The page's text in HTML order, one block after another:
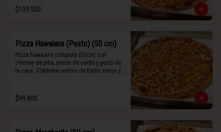
$109.500
Pizza Hawaiana (Pesto) (50 cm)
Pizza hawaiana completa (50cm) con
chutney de piña, jamón de cerdo y pesto de
la casa. (Contiene rastros de frutos secos y
$99.800